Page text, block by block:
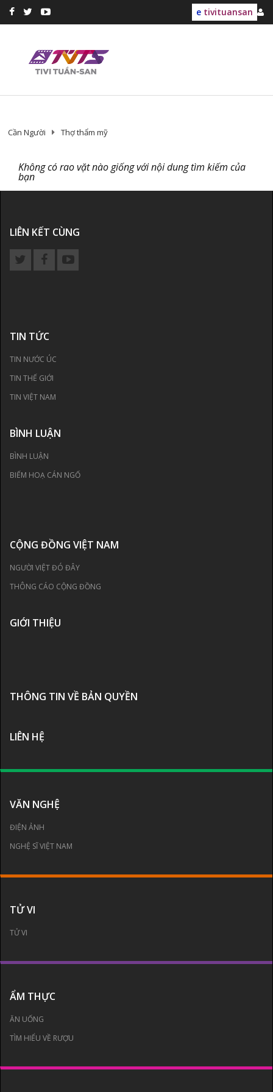
e tivituansan
Cần Người Thợ thẩm mỹ
Không có rao vặt nào giống với nội dung tìm kiếm của
bạn
LIÊN KẾT CÙNG
TIN TỨC
TIN NƯỚC ÚC
TIN THẾ GIỚI
TIN VIỆT NAM
BÌNH LUẬN
BÌNH LUẬN
BIẾM HOẠ CÁN NGỐ
CỘNG ĐỒNG VIỆT NAM
NGƯỜI VIỆT ĐÓ ĐÂY
THÔNG CÁO CỘNG ĐỒNG
GIỚI THIỆU
THÔNG TIN VỀ BẢN QUYỀN
LIÊN HỆ
VĂN NGHỆ
ĐIỆN ẢNH
NGHỆ SĨ VIỆT NAM
TỬ VI
TỬ VI
ẨM THỰC
ĂN UỐNG
TÌM HIỂU VỀ RƯỢU